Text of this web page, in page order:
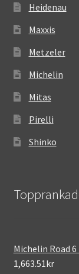
Heidenau
Maxxis
Metzeler
Michelin
Mitas
Pirelli
Shinko
Michelin Road
1,663.51kr